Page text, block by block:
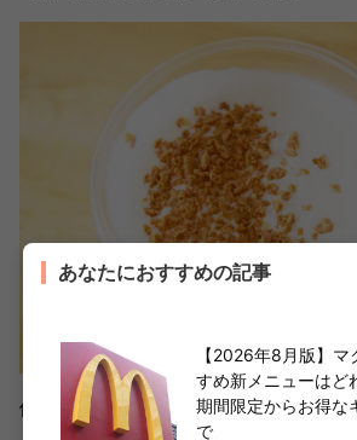
側面だけを見ると「Sukiシェイク バニ
あなたにおすすめの記事
【2026年8月版】
すめ新メニューはど
期間限定からお得な
で